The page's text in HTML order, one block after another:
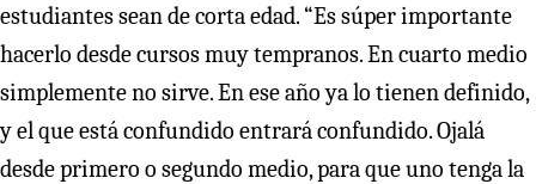
estudiantes sean de corta edad. “Es súper importante
hacerlo desde cursos muy tempranos. En cuarto medio
simplemente no sirve. En ese año ya lo tienen definido,
y el que está confundido entrará confundido. Ojalá
desde primero o segundo medio, para que uno tenga la